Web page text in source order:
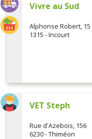
Vivre au Sud
Alphonse Robert, 15
1315 - Incourt
VET Steph
Rue d'Azebois, 156
6230 - Thiméon